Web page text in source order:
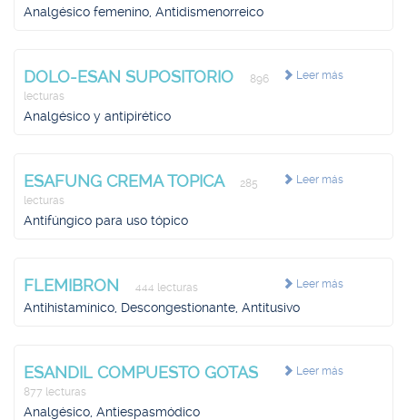
Analgésico femenino, Antidismenorreico
Leer más
DOLO-ESAN SUPOSITORIO
896
lecturas
Analgésico y antipirético
Leer más
ESAFUNG CREMA TOPICA
285
lecturas
Antifúngico para uso tópico
Leer más
FLEMIBRON 444 lecturas
Antihistamínico, Descongestionante, Antitusivo
Leer más
ESANDIL COMPUESTO GOTAS
877 lecturas
Analgésico, Antiespasmódico